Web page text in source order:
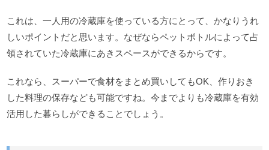
これは、一人用の冷蔵庫を使っている方にとって、かなりうれ
しいポイントだと思います。なぜならペットボトルによって占
領されていた冷蔵庫にあきスペースができるからです。
これなら、スーパーで食材をまとめ買いしてもOK、作りおき
した料理の保存なども可能ですね。今までよりも冷蔵庫を有効
活用した暮らしができることでしょう。